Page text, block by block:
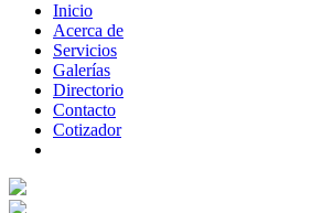
Inicio
Acerca de
Servicios
Galerías
Directorio
Contacto
Cotizador